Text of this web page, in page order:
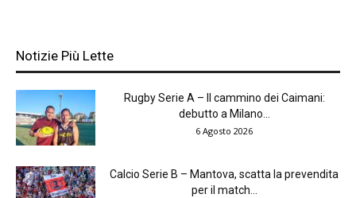
Notizie Più Lette
Rugby Serie A – Il cammino dei Caimani:
debutto a Milano...
6 Agosto 2026
Calcio Serie B – Mantova, scatta la prevendita
per il match...